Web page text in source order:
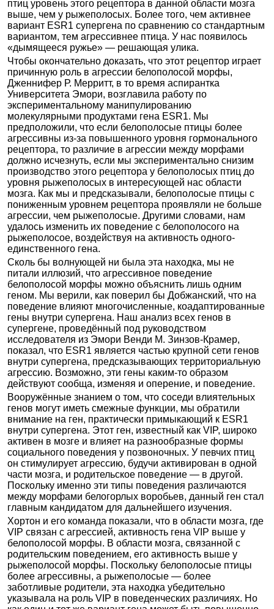
птиц уровень этого рецептора в данной области мозга
выше, чем у рыжеполосых. Более того, чем активнее
вариант ESR1 супергена по сравнению со стандартным
вариантом, тем агрессивнее птица. У нас появилось
«дымящееся ружье» — решающая улика.
Чтобы окончательно доказать, что этот рецептор играет
причинную роль в агрессии белополосой морфы,
Дженнифер Р. Мерритт, в то время аспирантка
Университета Эмори, возглавила работу по
экспериментальному манипулированию
молекулярными продуктами гена ESR1. Мы
предположили, что если белополосые птицы более
агрессивны из-за повышенного уровня гормонального
рецептора, то различие в агрессии между морфами
должно исчезнуть, если мы экспериментально снизим
производство этого рецептора у белополосых птиц до
уровня рыжеполосых в интересующей нас области
мозга. Как мы и предсказывали, белополосые птицы с
пониженным уровнем рецептора проявляли не больше
агрессии, чем рыжеполосые. Другими словами, нам
удалось изменить их поведение с белополосого на
рыжеполосое, воздействуя на активность одного-
единственного гена.
Сколь бы волнующей ни была эта находка, мы не
питали иллюзий, что агрессивное поведение
белополосой морфы можно объяснить лишь одним
геном. Мы верили, как поверил бы Добжанский, что на
поведение влияют многочисленные, коадаптированные
гены внутри супергена. Наш анализ всех генов в
супергене, проведённый под руководством
исследователя из Эмори Венди М. Зинзов-Крамер,
показал, что ESR1 является частью крупной сети генов
внутри супергена, предсказывающих территориальную
агрессию. Возможно, эти гены каким-то образом
действуют сообща, изменяя и оперение, и поведение.
Вооружённые знанием о том, что соседи влиятельных
генов могут иметь смежные функции, мы обратили
внимание на ген, практически примыкающий к ESR1
внутри супергена. Этот ген, известный как VIP, широко
активен в мозге и влияет на разнообразные формы
социального поведения у позвоночных. У певчих птиц
он стимулирует агрессию, будучи активирован в одной
части мозга, и родительское поведение — в другой.
Поскольку именно эти типы поведения различаются
между морфами белогорлых воробьев, данный ген стал
главным кандидатом для дальнейшего изучения.
Хортон и его команда показали, что в области мозга, где
VIP связан с агрессией, активность гена VIP выше у
белополосой морфы. В области мозга, связанной с
родительским поведением, его активность выше у
рыжеполосой морфы. Поскольку белополосые птицы
более агрессивны, а рыжеполосые — более
заботливые родители, эта находка убедительно
указывала на роль VIP в поведенческих различиях. Но